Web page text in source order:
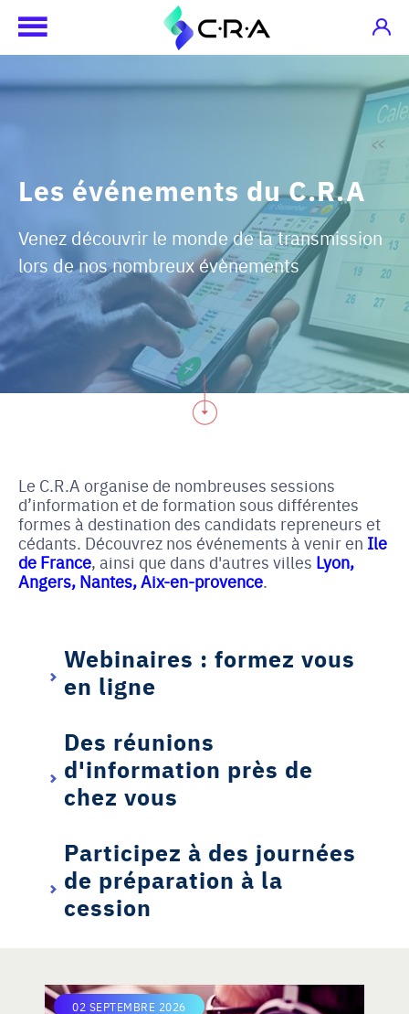
Les événements du C.R.A
Venez découvrir le monde de la transmission
lors de nos nombreux évènements
Le C.R.A organise de nombreuses sessions
d’information et de formation sous différentes
formes à destination des candidats repreneurs et
cédants. Découvrez nos événements à venir en Ile
de France, ainsi que dans d'autres villes Lyon,
Angers, Nantes,Aix-en-provence.
Webinaires : formez vous
en ligne
Des réunions
d'information près de
chez vous
Participez à des journées
de préparation à la
cession
02 SEPTEMBRE 2026